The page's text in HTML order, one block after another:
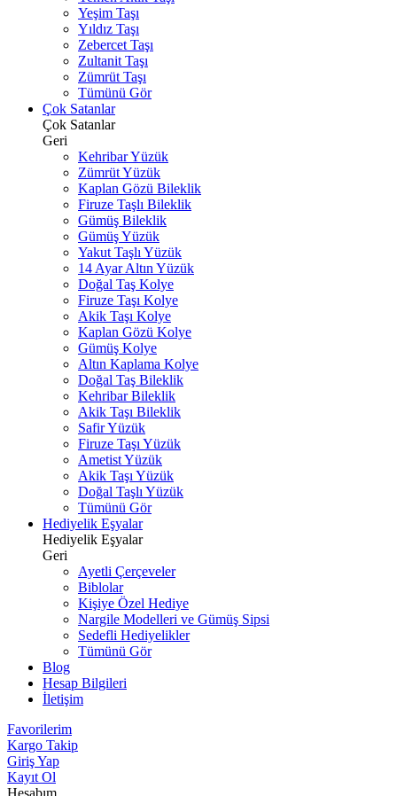
Yeşim Taşı
Yıldız Taşı
Zebercet Taşı
Zultanit Taşı
Zümrüt Taşı
Tümünü Gör
Çok Satanlar
Çok Satanlar
Geri
Kehribar Yüzük
Zümrüt Yüzük
Kaplan Gözü Bileklik
Firuze Taşlı Bileklik
Gümüş Bileklik
Gümüş Yüzük
Yakut Taşlı Yüzük
14 Ayar Altın Yüzük
Doğal Taş Kolye
Firuze Taşı Kolye
Akik Taşı Kolye
Kaplan Gözü Kolye
Gümüş Kolye
Altın Kaplama Kolye
Doğal Taş Bileklik
Kehribar Bileklik
Akik Taşı Bileklik
Safir Yüzük
Firuze Taşı Yüzük
Ametist Yüzük
Akik Taşı Yüzük
Doğal Taşlı Yüzük
Tümünü Gör
Hediyelik Eşyalar
Hediyelik Eşyalar
Geri
Ayetli Çerçeveler
Biblolar
Kişiye Özel Hediye
Nargile Modelleri ve Gümüş Sipsi
Sedefli Hediyelikler
Tümünü Gör
Blog
Hesap Bilgileri
İletişim
Favorilerim
Kargo Takip
Giriş Yap
Kayıt Ol
Hesabım